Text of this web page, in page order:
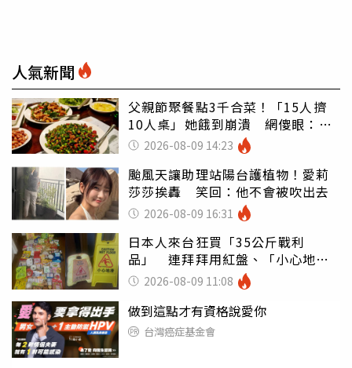
人氣新聞
父親節聚餐點3千合菜！「15人擠
10人桌」她餓到崩潰 網傻眼：讓
店家看笑話
2026-08-09 14:23
颱風天讓助理站陽台護植物！愛莉
莎莎挨轟 笑回：他不會被吹出去
2026-08-09 16:31
日本人來台狂買「35公斤戰利
品」 連拜拜用紅盤、「小心地
滑」告示牌也帶回家
2026-08-09 11:08
做到這點才有資格說愛你
台灣癌症基金會